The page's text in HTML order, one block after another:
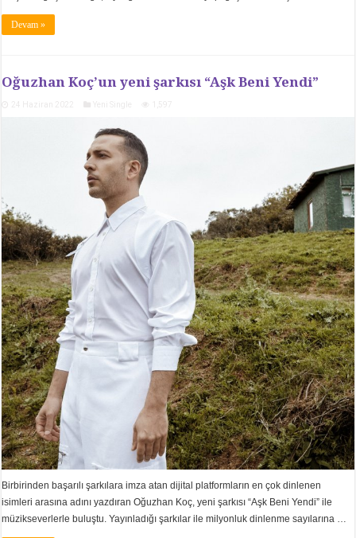
Devam »
Oğuzhan Koç’un yeni şarkısı “Aşk Beni Yendi”
Birbirinden başarılı şarkılara imza atan dijital platformların en çok dinlenen
isimleri arasına adını yazdıran Oğuzhan Koç, yeni şarkısı “Aşk Beni Yendi” ile
müzikseverlerle buluştu. Yayınladığı şarkılar ile milyonluk dinlenme sayılarına …